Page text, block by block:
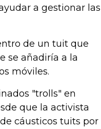
a gestionar las
de un tuit que
se añadiría a la
móviles.
"trolls" en
que la activista
cáusticos tuits por